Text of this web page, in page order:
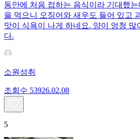
동안에 처음 접하는 음식이라 기대했
을 먹으니 오징어와 새우도 들어 있고
맛이 식욕이 나게 하네요. 양이 엉청 많
다.
소원성취
조회수 53926.02.08
5